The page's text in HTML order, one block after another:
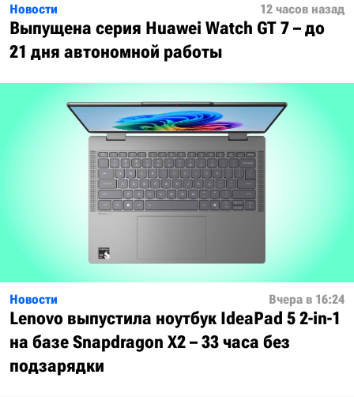
Новости 12 часов назад
Выпущена серия Huawei Watch GT 7 – до
21 дня автономной работы
Новости Вчера в 16:24
Lenovo выпустила ноутбук IdeaPad 5 2-in-1
на базе Snapdragon X2 – 33 часа без
подзарядки